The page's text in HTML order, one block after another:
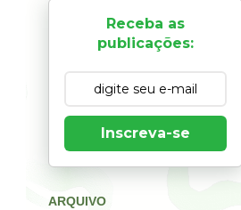
Receba as
publicações:
Inscreva-se
ARQUIVO